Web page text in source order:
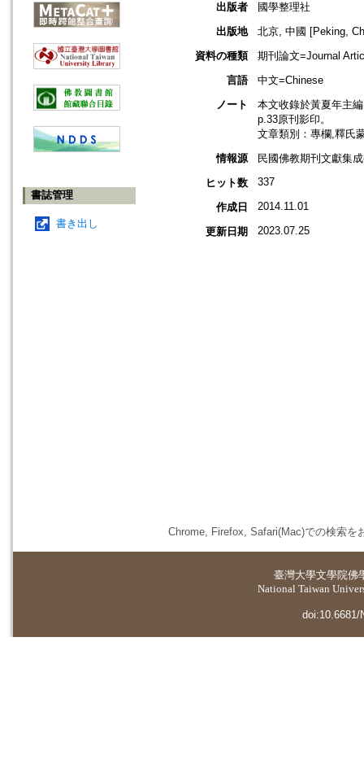
書誌管理
書き出し
出版者
國學整理社
出版地
北京, 中國 [Peking,
資料の種類
期刊論文=Journal
言語
中文=Chinese
ノート
本文收錄於黃夏年主
p.33原刊影印。
文章類別：專欄,釋氏
情報源
民國佛教期刊文獻集
ヒット数
337
作成日 2014.11.01
更新日期 2023.07.25
Chrome, Firefox, Safari(Mac)での検索を
臺灣大學文學院佛
National Taiwan
doi:10.6681/